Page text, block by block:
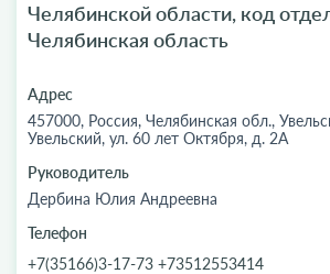
Челябинской области, код
Челябинская область
Адрес
457000, Россия, Челябинская обл.,
Увельский, ул. 60 лет Октября, д. 2А
Руководитель
Дербина Юлия Андреевна
Телефон
+7(35166)3-17-73 +73512553414